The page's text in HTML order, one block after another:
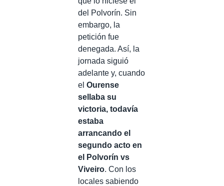
del Polvorín. Sin
embargo, la
petición fue
denegada. Así, la
jornada siguió
adelante y, cuando
el Ourense
sellaba su
victoria, todavía
estaba
arrancando el
segundo acto en
el Polvorín vs
Viveiro. Con los
locales sabiendo